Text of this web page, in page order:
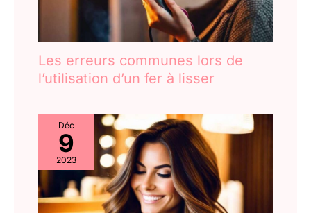
Les erreurs communes lors de
l’utilisation d’un fer à lisser
Déc
9
2023